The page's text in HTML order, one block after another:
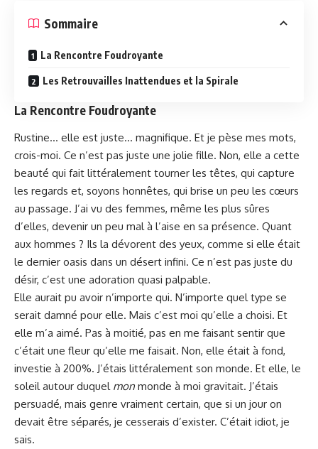
Sommaire
La Rencontre Foudroyante
Les Retrouvailles Inattendues et la Spirale
La Rencontre Foudroyante
Rustine… elle est juste… magnifique. Et je pèse mes mots,
crois-moi. Ce n’est pas juste une jolie fille. Non, elle a cette
beauté qui fait littéralement tourner les têtes, qui capture
les regards et, soyons honnêtes, qui brise un peu les cœurs
au passage. J’ai vu des femmes, même les plus sûres
d’elles, devenir un peu mal à l’aise en sa présence. Quant
aux hommes ? Ils la dévorent des yeux, comme si elle était
le dernier oasis dans un désert infini. Ce n’est pas juste du
désir, c’est une adoration quasi palpable.
Elle aurait pu avoir n’importe qui. N’importe quel type se
serait damné pour elle. Mais c’est moi qu’elle a choisi. Et
elle m’a aimé. Pas à moitié, pas en me faisant sentir que
c’était une fleur qu’elle me faisait. Non, elle était à fond,
investie à 200%. J’étais littéralement son monde. Et elle, le
soleil autour duquel mon monde à moi gravitait. J’étais
persuadé, mais genre vraiment certain, que si un jour on
devait être séparés, je cesserais d’exister. C’était idiot, je
sais.